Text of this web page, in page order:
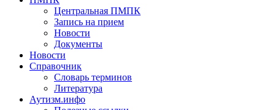
Центральная ПМПК
Запись на прием
Новости
Документы
Новости
Справочник
Словарь терминов
Литература
Аутизм.инфо